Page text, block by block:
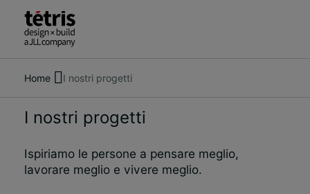
Chi siamo
Servizi
I nostri progetti
Contattaci
Home I nostri progetti
Cerca
persone,
luoghi,
e
approfondimenti
I nostri progetti
Ispiriamo le persone a pensare meglio,
lavorare meglio e vivere meglio.